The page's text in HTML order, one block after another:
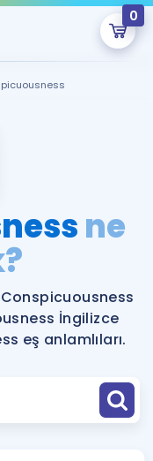
0
onlarca eğitim seni
Gramer
ne
İngilizce
eş anlamlıları.